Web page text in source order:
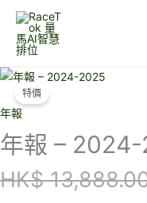
內
特價
年報
年報 –
HK$